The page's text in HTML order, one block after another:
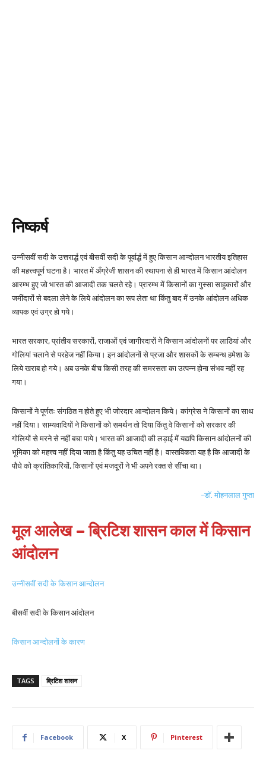
निष्कर्ष
उन्नीसवीं सदी के उत्तरार्द्ध एवं बीसवीं सदी के पूर्वार्द्ध में हुए किसान आन्दोलन भारतीय इतिहास
की महत्त्वपूर्ण घटना है। भारत में अँग्रेजी शासन की स्थापना से ही भारत में किसान आंदोलन
आरम्भ हुए जो भारत की आजादी तक चलते रहे। प्रारम्भ में किसानों का गुस्सा साहूकारों और
जमींदारों से बदला लेने के लिये आंदोलन का रूप लेता था किंतु बाद में उनके आंदोलन अधिक
व्यापक एवं उग्र हो गये।
भारत सरकार, प्रांतीय सरकारों, राजाओं एवं जागीरदारों ने किसान आंदोलनों पर लाठियां और
गोलियां चलाने से परहेज नहीं किया। इन आंदोलनों से प्रजा और शासकों के सम्बन्ध हमेशा के
लिये खराब हो गये। अब उनके बीच किसी तरह की समरसता का उत्पन्न होना संभव नहीं रह
गया।
किसानों ने पूर्णतः संगठित न होते हुए भी जोरदार आन्दोलन किये। कांग्रेस ने किसानों का साथ
नहीं दिया। साम्यवादियों ने किसानों को समर्थन तो दिया किंतु वे किसानों को सरकार की
गोलियों से मरने से नहीं बचा पाये। भारत की आजादी की लड़ाई में यद्यपि किसान आंदोलनों की
भूमिका को महत्त्व नहीं दिया जाता है किंतु यह उचित नहीं है। वास्तविकता यह है कि आजादी के
पौधे को क्रांतिकारियों, किसानों एवं मजदूरों ने भी अपने रक्त से सींचा था।
-डॉ. मोहनलाल गुप्ता
मूल आलेख – ब्रिटिश शासन काल में किसान
आंदोलन
उन्नीसवीं सदी के किसान आन्दोलन
बीसवीं सदी के किसान आंदोलन
किसान आन्दोलनों के कारण
TAGS ब्रिटिश शासन
Facebook X Pinterest